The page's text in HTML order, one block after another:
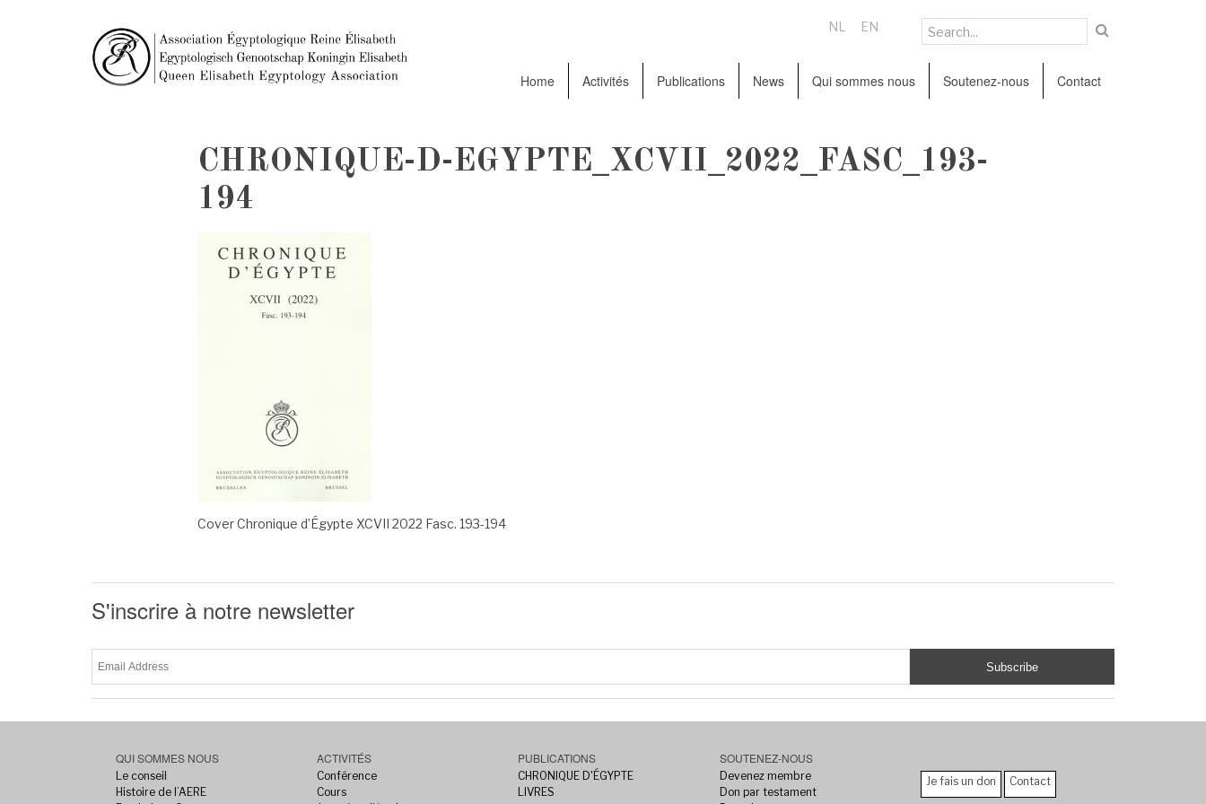
Home Activités Publications News Qui sommes nous Soutenez-nous Contact
NL EN
CHRONIQUE-D-EGYPTE_XCVII_2022_FASC_193-
194
Cover Chronique d’Égypte XCVII 2022 Fasc. 193-194
S'inscrire à notre newsletter
QUI SOMMES NOUS
Le conseil
Histoire de l’AERE
ACTIVITÉS
Conférence
Cours
PUBLICATIONS
CHRONIQUE D'ÉGYPTE
LIVRES
SOUTENEZ-NOUS
Devenez membre
Don par testament
Je fais un don Contact